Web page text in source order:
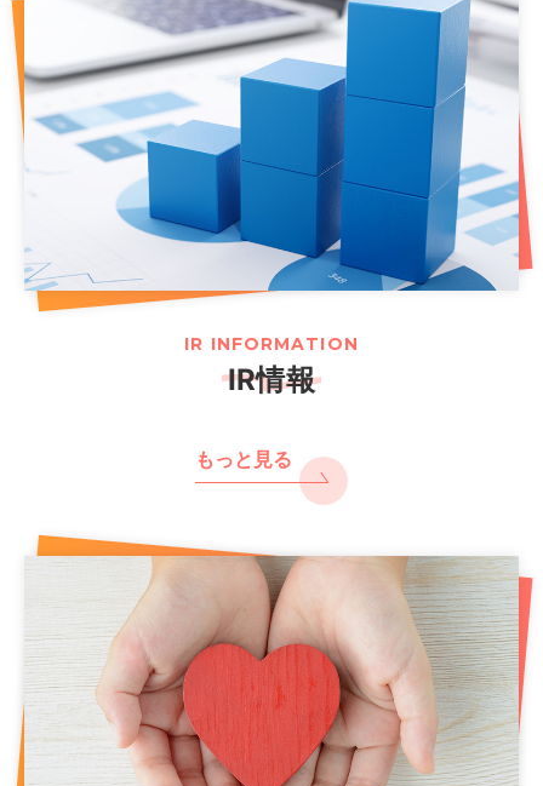
IR INFORMATION
IR情報
もっと見る